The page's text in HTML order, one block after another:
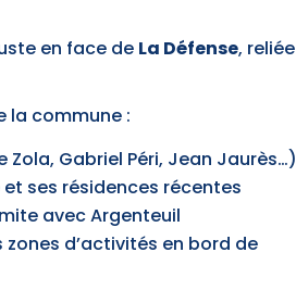
en face de La Défense, reliée
la commune :
Gabriel Péri, Jean Jaurès…)
et ses résidences récentes
avec Argenteuil
zones d’activités en bord de